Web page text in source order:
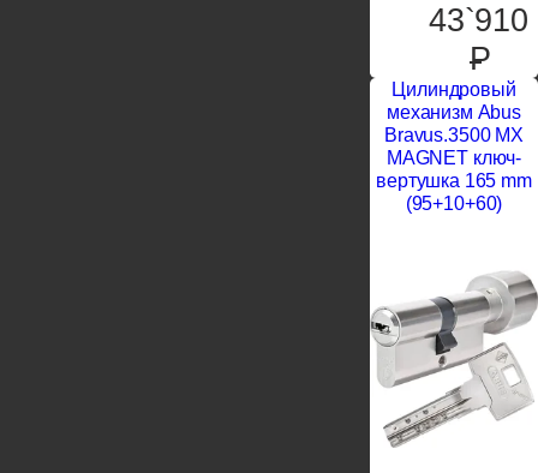
43`910
P
Цилиндровый
механизм Abus
Bravus.3500 MX
MAGNET ключ-
вертушка 165 mm
(95+10+60)